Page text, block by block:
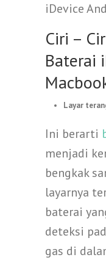
iDevice
Ciri –
Baterai
Layar
Ini berarti
menjadi
bengkak
layarnya
baterai
deteksi
gas di